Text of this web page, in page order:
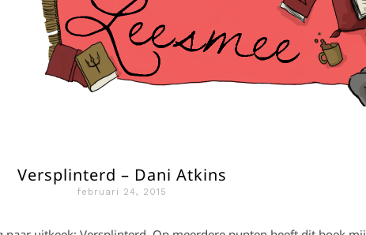
Versplinterd – Dani Atkins
februari 24, 2015